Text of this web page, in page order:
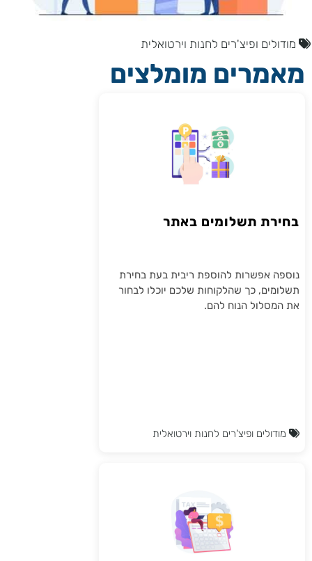
מודולים ופיצ'רים לחנות וירטואלית
מאמרים מומלצים
בחירת תשלומים באתר
נוספה אפשרות להוספת ריבית בעת בחירת
תשלומים, כך שהלקוחות שלכם יוכלו לבחור
את המסלול הנוח להם.
מודולים ופיצ'רים לחנות וירטואלית